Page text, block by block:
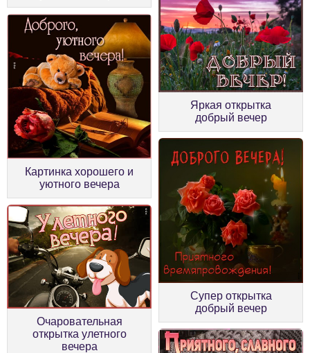
Картинка хорошего и
уютного вечера
Яркая открытка
добрый вечер
Очаровательная
открытка улетного
вечера
Супер открытка
добрый вечер